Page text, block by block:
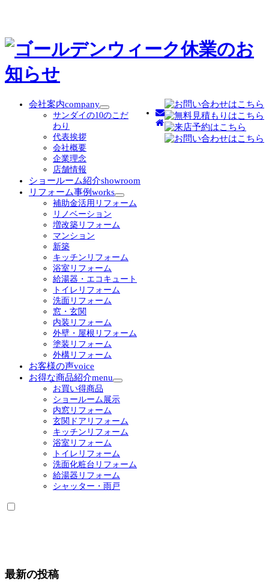
会社案内company
サ
を
展
開
サンダイの10のこだ
わり
代表挨拶
会社概要
企業理念
店舗情報
ショールーム紹介showroom
リフォーム事例works
サ
ー
補助金活用リフォーム
リノベーション
増改築リフォーム
マンション
新築
キッチンリフォーム
浴室リフォーム
給湯器・エコキュート
トイレリフォーム
洗面リフォーム
窓・玄関
内装リフォーム
外壁・屋根リフォーム
塗装リフォーム
外構リフォーム
お客様の声voice
お得な商品紹介menu
サ
ブ
ニ
ュ
お買い得商品
ショールーム展示
内窓リフォーム
玄関ドアリフォーム
キッチンリフォーム
浴室リフォーム
トイレリフォーム
洗面化粧台リフォーム
給湯器リフォーム
シャッター・雨戸
最新の投稿